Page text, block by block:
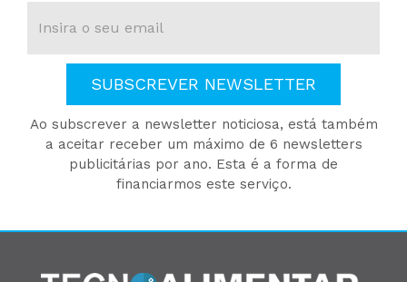
SUBSCREVER NEWSLETTER
Ao subscrever a newsletter noticiosa, está também
a aceitar receber um máximo de 6 newsletters
publicitárias por ano. Esta é a forma de
financiarmos este serviço.